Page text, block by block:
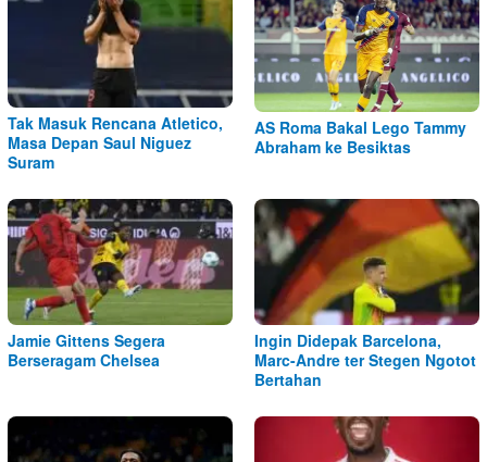
Tak Masuk Rencana Atletico,
Masa Depan Saul Niguez
Suram
AS Roma Bakal Lego Tammy
Abraham ke Besiktas
Jamie Gittens Segera
Berseragam Chelsea
Ingin Didepak Barcelona,
Marc-Andre ter Stegen Ngotot
Bertahan